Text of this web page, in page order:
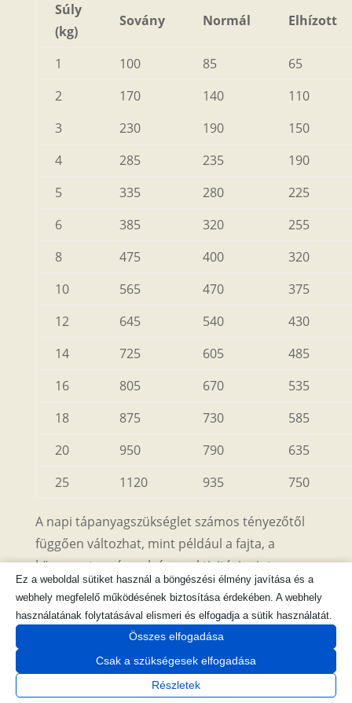
Súly
(kg)
Sovány Normál Elhízott
1 100 85
65
2
170 140
110
3
230 190
150
4
285 235
190
5
335 280
225
6
385 320
255
8
475 400
320
10
565 470
375
12
645 540
430
14
725 605
485
16
805 670
535
18
875 730
585
20
950 790
635
25
1120 935 750
A napi tápanyagszükséglet számos tényezőtől
függően változhat, mint például a fajta, a
környezet, az évszak és az aktivitási szint.
Javasoljuk, hogy kövesse figyelemmel kedvence
szükségleteit, és igazítsa az etetését az egyéni
igénynek megfelelően.
Ez a weboldal sütiket használ a böngészési élmény javítása és a
webhely megfelelő működésének biztosítása érdekében. A webhely
használatának folytatásával elismeri és elfogadja a sütik használatát.
Összes elfogadása
Csak a szükségesek elfogadása
Részletek